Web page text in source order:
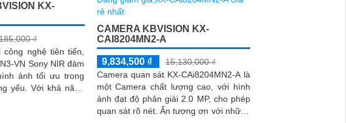
KX-
₫
nghệ tiên tiến,
VN Sony NIR đảm
ảnh tối ưu trong
khả năng
CAMERA KBVISION KX-
CAI8204MN2-A
9,834,500 ₫
15,130,000 ₫
Camera quan sát KX-CAi8204MN2-A là
một Camera chất lượng cao, với hình
ảnh đạt độ phân giải 2.0 MP, cho phép
quan sát rõ nét. Ấn tượng ơn với những